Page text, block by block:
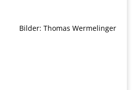
Bilder: Thomas Wermelinger